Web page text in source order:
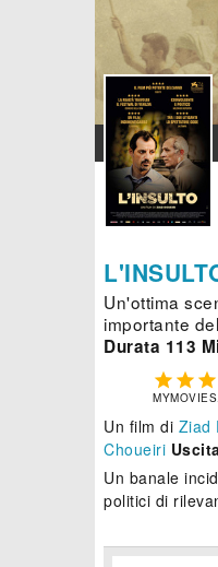
Un'ottima
importante
Durata 113
  
Un film di Ziad
Choueiri
Un banale
politici di